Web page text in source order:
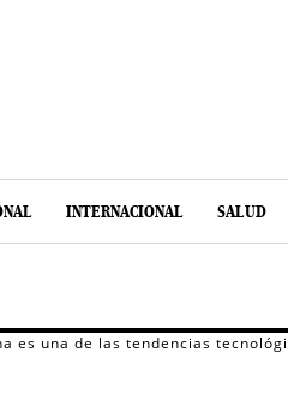
INTERNACIONAL SALUD
es una de las tendencias